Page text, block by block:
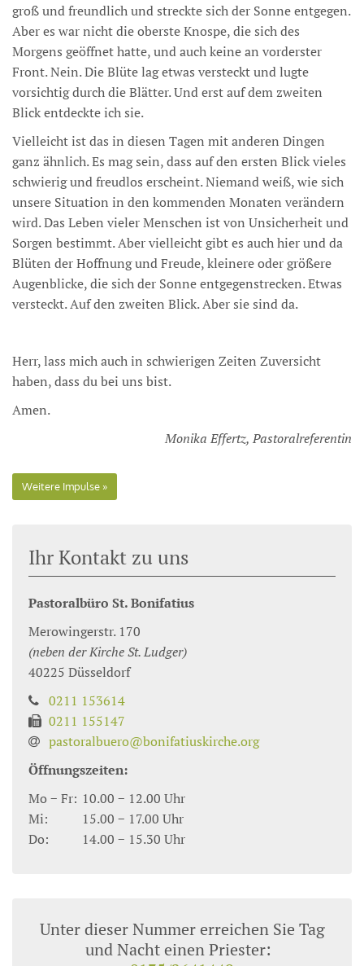
groß und freundlich und streckte sich der Sonne entgegen.
Aber es war nicht die oberste Knospe, die sich des
Morgens geöffnet hatte, und auch keine an vorderster
Front. Nein. Die Blüte lag etwas versteckt und lugte
vorsichtig durch die Blätter. Und erst auf dem zweiten
Blick entdeckte ich sie.
Vielleicht ist das in diesen Tagen mit anderen Dingen
ganz ähnlich. Es mag sein, dass auf den ersten Blick vieles
schwierig und freudlos erscheint. Niemand weiß, wie sich
unsere Situation in den kommenden Monaten verändern
wird. Das Leben vieler Menschen ist von Unsicherheit und
Sorgen bestimmt. Aber vielleicht gibt es auch hier und da
Blüten der Hoffnung und Freude, kleinere oder größere
Augenblicke, die sich der Sonne entgegenstrecken. Etwas
versteckt. Auf den zweiten Blick. Aber sie sind da.
Herr, lass mich auch in schwierigen Zeiten Zuversicht
haben, dass du bei uns bist.
Amen.
Monika Effertz, Pastoralreferentin
Weitere Impulse
Ihr Kontakt zu uns
Pastoralbüro St. Bonifatius
Merowingerstr. 170
(neben der Kirche St. Ludger)
40225 Düsseldorf
0211 153614
0211 155147
pastoralbuero@bonifatiuskirche.org
Öffnungszeiten:
Mo − Fr: 10.00 − 12.00 Uhr
Mi:
15.00 − 17.00 Uhr
Do:
14.00 − 15.30 Uhr
Unter dieser Nummer erreichen Sie Tag
und Nacht einen Priester: